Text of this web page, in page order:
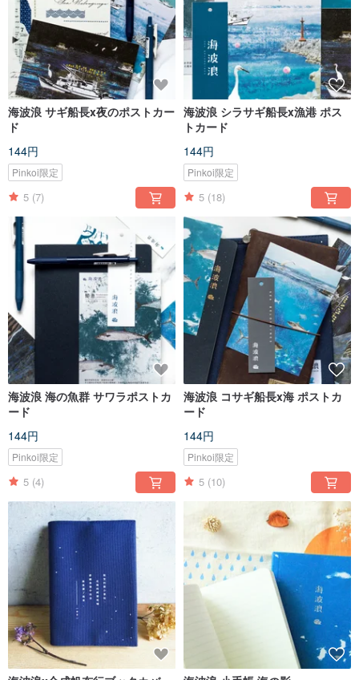
海波浪 サギ船長x夜のポストカー
ド
144円
Pinkoi限定
5 (7)
海波浪 シラサギ船長x漁港 ポス
トカード
144円
Pinkoi限定
5 (18)
海波浪 海の魚群 サワラポストカ
ード
144円
Pinkoi限定
5 (4)
海波浪 コサギ船長x海 ポストカ
ード
144円
Pinkoi限定
5 (10)